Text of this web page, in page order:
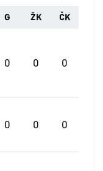
G ŽK ČK
0 0 0
0 0 0